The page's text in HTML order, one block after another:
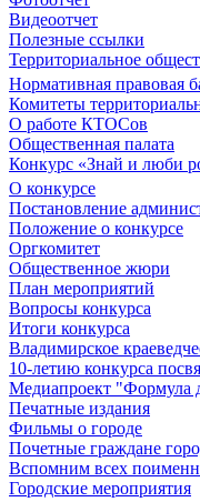
Видеоотчет
Полезные ссылки
Территориальное
Нормативная правовая
Комитеты
О работе КТОСов
Общественная палата
Конкурс «Знай и люби
О конкурсе
Постановление
Положение о конкурсе
Оргкомитет
Общественное жюри
План мероприятий
Вопросы конкурса
Итоги конкурса
Владимирское
10-летию конкурса
Медиапроект "Формула
Печатные издания
Фильмы о городе
Почетные граждане
Вспомним всех
Городские мероприятия